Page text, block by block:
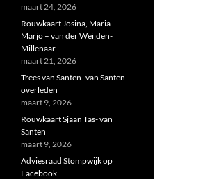
maart 24, 2026
Rouwkaart Josina, Maria –
Marjo – van der Weijden-
Millenaar
maart 21, 2026
Trees van Santen- van Santen
overleden
maart 9, 2026
Rouwkaart Sjaan Tas- van
Santen
maart 9, 2026
Adviesraad Stompwijk op
Facebook